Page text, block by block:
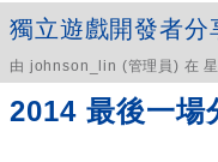
獨立遊戲開發者分
由 johnson_lin (管理員) 在
2014 最後一場